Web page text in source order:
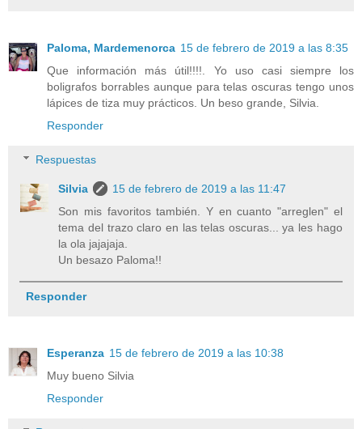
Paloma, Mardemenorca 15 de febrero de 2019 a las 8:35
Que información más útil!!!!. Yo uso casi siempre los
boligrafos borrables aunque para telas oscuras tengo unos
lápices de tiza muy prácticos. Un beso grande, Silvia.
Responder
Respuestas
Silvia
15 de febrero de 2019 a las 11:47
Son mis favoritos también. Y en cuanto "arreglen" el
tema del trazo claro en las telas oscuras... ya les hago
la ola jajajaja.
Un besazo Paloma!!
Responder
Esperanza 15 de febrero de 2019 a las 10:38
Muy bueno Silvia
Responder